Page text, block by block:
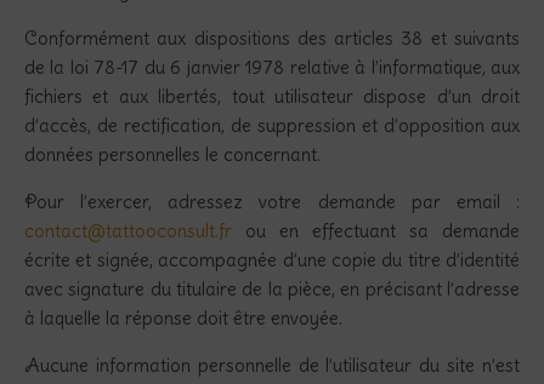
Conformément aux dispositions des articles 38 et suivants
de la loi 78-17 du 6 janvier 1978 relative à l’informatique, aux
fichiers et aux libertés, tout utilisateur dispose d’un droit
d’accès, de rectification, de suppression et d’opposition aux
données personnelles le concernant.
Pour l’exercer, adressez votre demande par email :
contact@tattooconsult.fr ou en effectuant sa demande
écrite et signée, accompagnée d’une copie du titre d’identité
avec signature du titulaire de la pièce, en précisant l’adresse
à laquelle la réponse doit être envoyée.
Aucune information personnelle de l’utilisateur du site n’est